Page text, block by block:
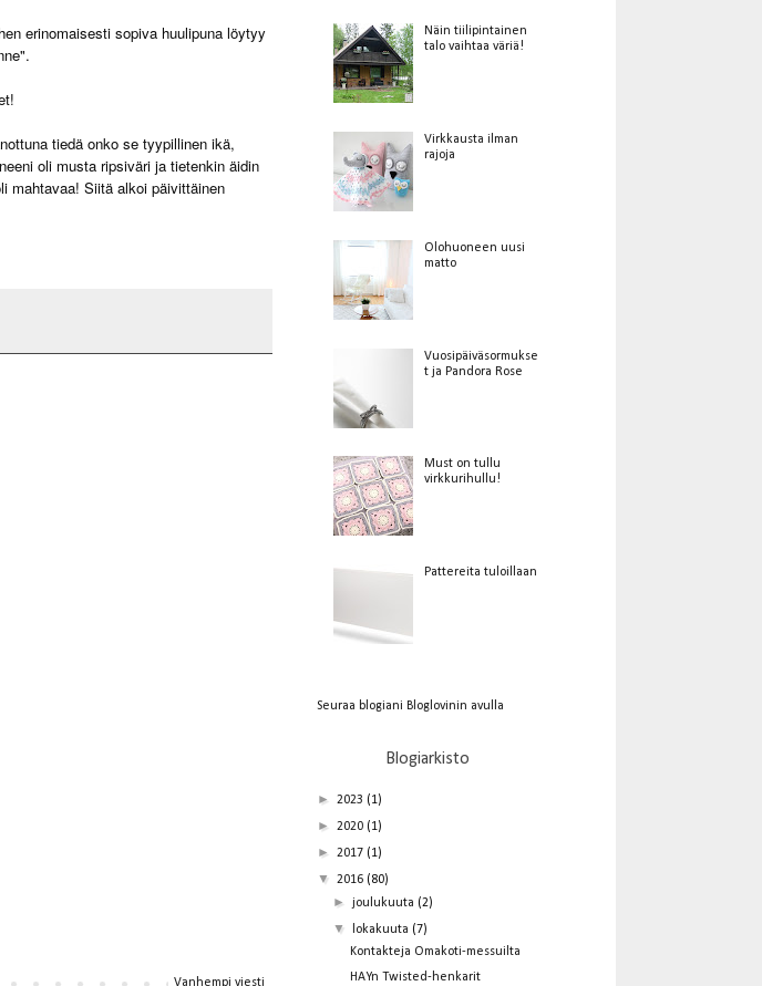
erinomaisesti sopiva huulipuna löytyy
tiedä onko se tyypillinen ikä,
oli musta ripsiväri ja tietenkin äidin
mahtavaa! Siitä alkoi päivittäinen
Vanhempi viesti
Näin tiilipintainen
talo vaihtaa väriä!
Virkkausta ilman
rajoja
Olohuoneen uusi
matto
Vuosipäiväsormukse
t ja Pandora Rose
Must on tullu
virkkurihullu!
Pattereita tuloillaan
Seuraa blogiani Bloglovinin avulla
Blogiarkisto
► 2023 (1)
► 2020 (1)
► 2017 (1)
▼ 2016 (80)
► joulukuuta (2)
▼ lokakuuta (7)
Kontakteja Omakoti-messuilta
HAYn Twisted-henkarit